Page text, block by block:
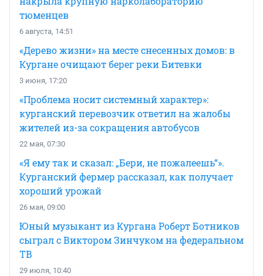
тюменцев
6 августа, 14:51
«Дерево жизни» на месте снесенных домов: в
Кургане очищают берег реки Битевки
3 июня, 17:20
«Проблема носит системный характер»:
курганский перевозчик ответил на жалобы
жителей из-за сокращения автобусов
22 мая, 07:30
«Я ему так и сказал: „Бери, не пожалеешь“».
Курганский фермер рассказал, как получает
хороший урожай
26 мая, 09:00
Юный музыкант из Кургана Роберт Ботников
сыграл с Виктором Зинчуком на федеральном
ТВ
29 июля, 10:40